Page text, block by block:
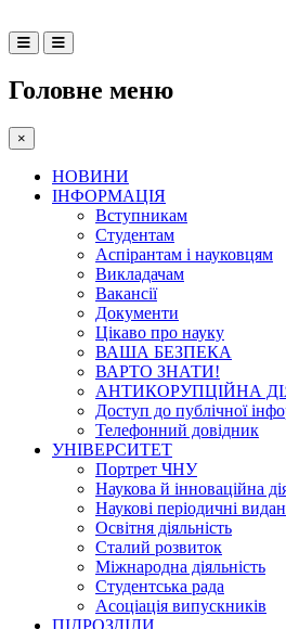
Головне меню
×
НОВИНИ
ІНФОРМАЦІЯ
Вступникам
Студентам
Аспірантам і науковцям
Викладачам
Вакансії
Документи
Цікаво про науку
ВАША БЕЗПЕКА
ВАРТО ЗНАТИ!
АНТИКОРУПЦІЙНА
Доступ до публічної
Телефонний довідник
УНІВЕРСИТЕТ
Портрет ЧНУ
Наукова й інноваційна
Наукові періодичні
Освітня діяльність
Сталий розвиток
Міжнародна діяльність
Студентська рада
Асоціація випускників
ПІДРОЗДІЛИ